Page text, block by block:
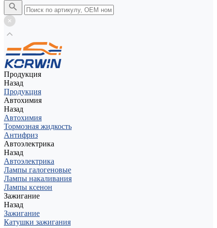
Продукция
Назад
Продукция
Автохимия
Назад
Автохимия
Тормозная жидкость
Антифриз
Автоэлектрика
Назад
Автоэлектрика
Лампы галогеновые
Лампы накаливания
Лампы ксенон
Зажигание
Назад
Зажигание
Катушки зажигания